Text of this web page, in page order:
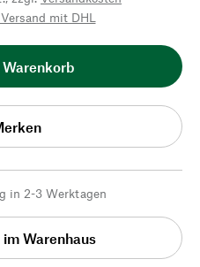
mit DHL
in 2-3 Werktagen
Warenhaus